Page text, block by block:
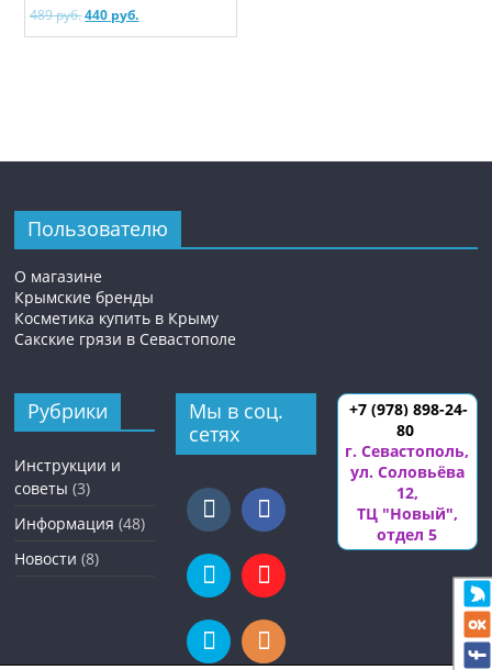
489руб.440 руб.
Пользователю
О магазине
Крымские бренды
Косметика купить в Крыму
Сакские грязи в Севастополе
Рубрики
Инструкции и
советы (3)
Информация (48)
Новости (8)
Мы в соц.
сетях
+7 (978) 898-24-
80
г. Севастополь,
ул. Соловьёва
12,
ТЦ "Новый",
отдел 5